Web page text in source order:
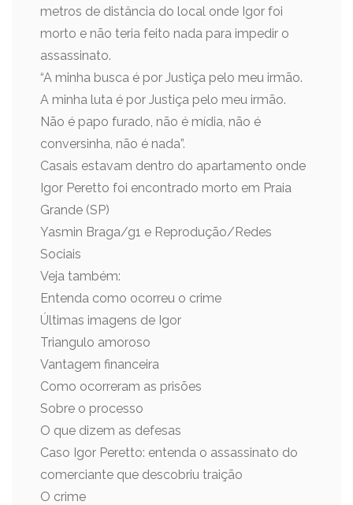
metros de distância do local onde Igor foi
morto e não teria feito nada para impedir o
assassinato.
“A minha busca é por Justiça pelo meu irmão.
A minha luta é por Justiça pelo meu irmão.
Não é papo furado, não é mídia, não é
conversinha, não é nada”.
Casais estavam dentro do apartamento onde
Igor Peretto foi encontrado morto em Praia
Grande (SP)
Yasmin Braga/g1 e Reprodução/Redes
Sociais
Veja também:
Entenda como ocorreu o crime
Últimas imagens de Igor
Triangulo amoroso
Vantagem financeira
Como ocorreram as prisões
Sobre o processo
O que dizem as defesas
Caso Igor Peretto: entenda o assassinato do
comerciante que descobriu traição
O crime